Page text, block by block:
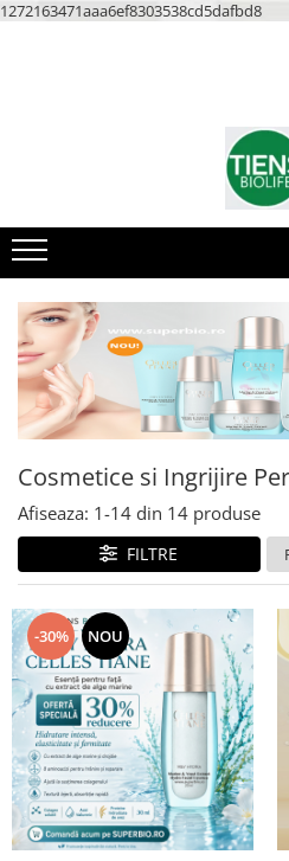
1272163471aaa6ef8303538cd5dafbd8
Cosmetice si Ingrijire
Afiseaza: 1-14 din 14 produse
FILTRE
-30% NOU